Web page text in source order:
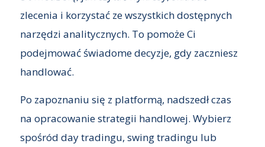
zlecenia i korzystać ze wszystkich dostępnych
narzędzi analitycznych. To pomoże Ci
podejmować świadome decyzje, gdy zaczniesz
handlować.
Po zapoznaniu się z platformą, nadszedł czas
na opracowanie strategii handlowej. Wybierz
spośród day tradingu, swing tradingu lub